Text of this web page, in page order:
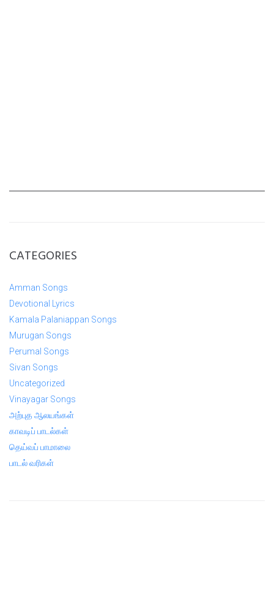
CATEGORIES
Amman Songs
Devotional Lyrics
Kamala Palaniappan Songs
Murugan Songs
Perumal Songs
Sivan Songs
Uncategorized
Vinayagar Songs
அற்புத ஆலயங்கள்
காவடிப் பாடல்கள்
தெய்வப் பாமாலை
பாடல் வரிகள்